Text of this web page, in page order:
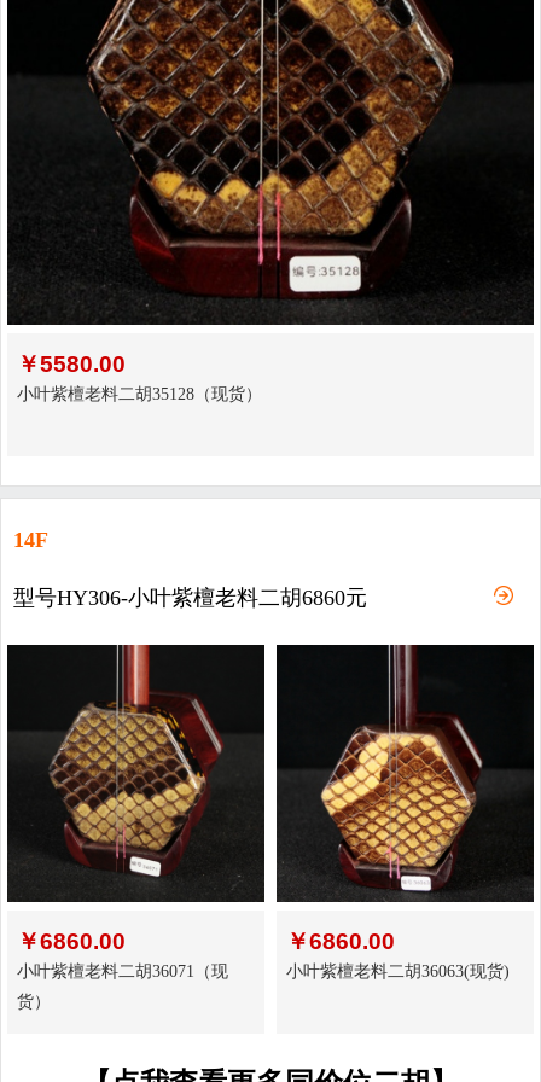
￥5580.00
小叶紫檀老料二胡35128（现货）
14F
型号HY306-小叶紫檀老料二胡6860元
￥6860.00
小叶紫檀老料二胡36071（现
货）
￥6860.00
小叶紫檀老料二胡36063(现货)